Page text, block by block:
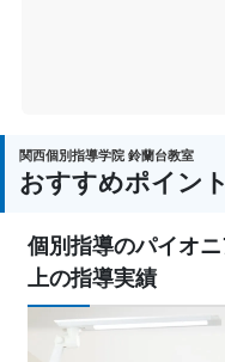
関西個別指導学院 鈴蘭台教室
おすすめポイント
個別指導のパイオ
上の指導実績